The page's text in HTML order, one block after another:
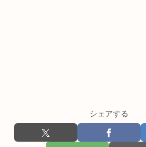
シェアする